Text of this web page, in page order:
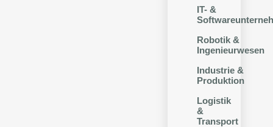
IT- &
Robotik &
Ingenieurwesen
Industrie &
Produktion
Logistik
&
Transport